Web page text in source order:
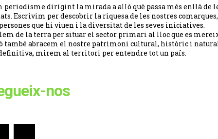
periodisme dirigint la mirada a allò què passa més enllà de
Escrivim per descobrir la riquesa de les nostres
que hi viuen i la diversitat de les seves iniciatives.
de la terra per situar el sector primari al lloc que es
també abracem el nostre patrimoni cultural, històric i
mirem al territori per entendre tot un país.
nos